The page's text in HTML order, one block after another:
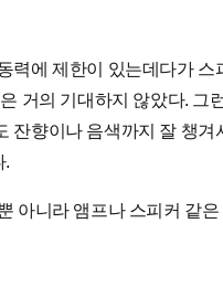
력에 제한이 있는데다가 스
거의 기대하지 않았다. 그
잔향이나 음색까지 잘 챙
.
아니라 앰프나 스피커 같